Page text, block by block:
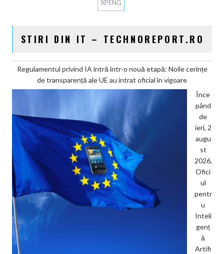
XPENG
STIRI DIN IT – TECHNOREPORT.RO
Regulamentul privind IA intră într-o nouă etapă: Noile cerințe
de transparență ale UE au intrat oficial în vigoare
Înce
pând
de
ieri, 2
augu
st
2026,
Ofici
ul
pentr
u
Inteli
genț
ă
Artifi